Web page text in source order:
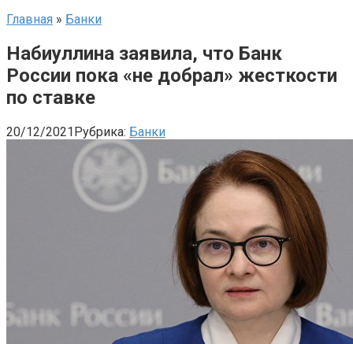
Главная » Банки
Набиуллина заявила, что Банк
России пока «не добрал» жесткости
по ставке
20/12/2021Рубрика: Банки